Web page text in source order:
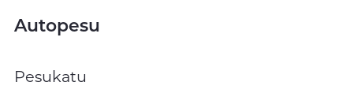
Autopesu
Pesukatu